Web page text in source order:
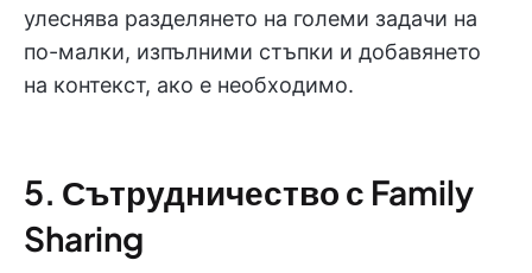
улеснява разделянето на големи задачи на
по-малки, изпълними стъпки и добавянето
на контекст, ако е необходимо.
5. Сътрудничество с Family
Sharing